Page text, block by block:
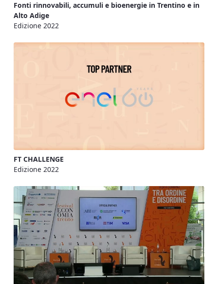
Fonti rinnovabili, accumuli e bioenergie in Trentino e in
Alto Adige
Edizione 2022
FT CHALLENGE
Edizione 2022